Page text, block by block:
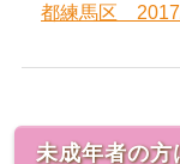
都練馬区
未成年者の